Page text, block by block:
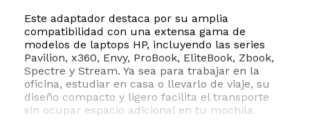
Este adaptador destaca por su amplia
compatibilidad con una extensa gama de
modelos de laptops HP, incluyendo las series
Pavilion, x360, Envy, ProBook, EliteBook, Zbook,
Spectre y Stream. Ya sea para trabajar en la
oficina, estudiar en casa o llevarlo de viaje, su
diseño compacto y ligero facilita el transporte
sin ocupar espacio adicional en tu mochila.